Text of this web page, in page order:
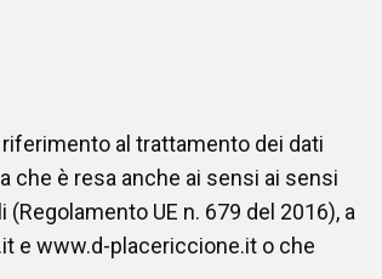
al trattamento dei dati
che è resa anche ai sensi ai sensi
UE n. 679 del 2016), a
e www.d-placericcione.it o che